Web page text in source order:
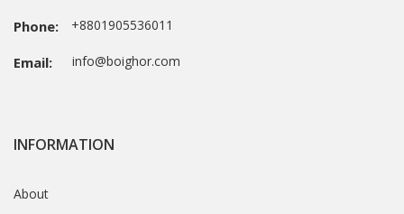
Phone: +8801905536011
Email: info@boighor.com
INFORMATION
About